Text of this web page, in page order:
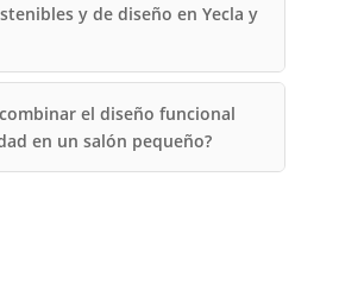
y de diseño en Yecla y
el diseño funcional
en un salón pequeño?